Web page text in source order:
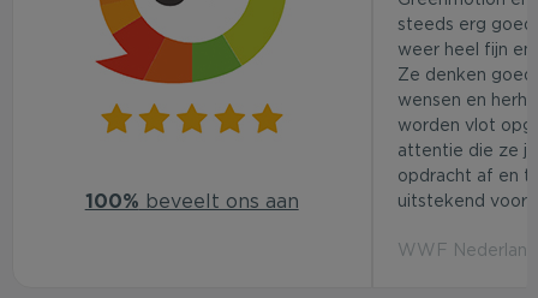
100% beveelt ons aan
steeds erg
weer heel fijn en
Ze denken
wensen en
worden vlot
attentie die ze
opdracht af en
uitstekend voor
WWF